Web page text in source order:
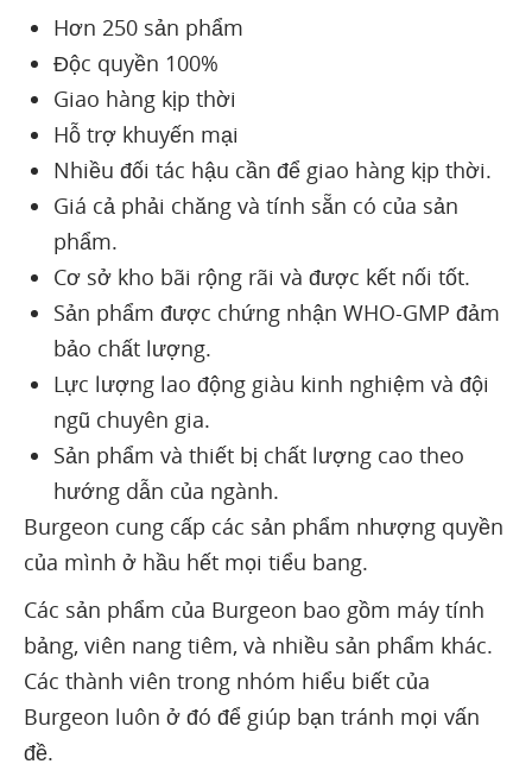
Hơn 250 sản phẩm
Độc quyền 100%
Giao hàng kịp thời
Hỗ trợ khuyến mại
Nhiều đối tác hậu cần để giao hàng kịp thời.
Giá cả phải chăng và tính sẵn có của sản
phẩm.
Cơ sở kho bãi rộng rãi và được kết nối tốt.
Sản phẩm được chứng nhận WHO-GMP đảm
bảo chất lượng.
Lực lượng lao động giàu kinh nghiệm và đội
ngũ chuyên gia.
Sản phẩm và thiết bị chất lượng cao theo
hướng dẫn của ngành.
Burgeon cung cấp các sản phẩm nhượng quyền
của mình ở hầu hết mọi tiểu bang.
Các sản phẩm của Burgeon bao gồm máy tính
bảng, viên nang tiêm, và nhiều sản phẩm khác.
Các thành viên trong nhóm hiểu biết của
Burgeon luôn ở đó để giúp bạn tránh mọi vấn
đề.